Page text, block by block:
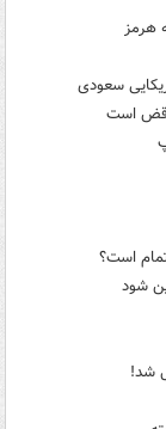
هرمز
سعودی
است
است؟
شود
شد!